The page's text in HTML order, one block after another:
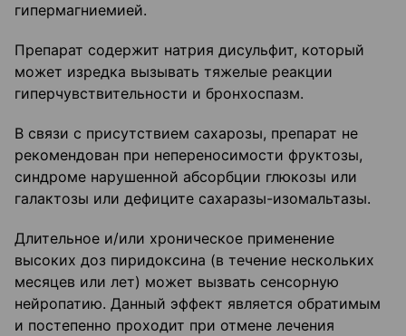
гипермагниемией.
Препарат содержит натрия дисульфит, который
может изредка вызывать тяжелые реакции
гиперчувствительности и бронхоспазм.
В связи с присутствием сахарозы, препарат не
рекомендован при непереносимости фруктозы,
синдроме нарушенной абсорбции глюкозы или
галактозы или дефиците сахаразы-изомальтазы.
Длительное и/или хроническое применение
высоких доз пиридоксина (в течение нескольких
месяцев или лет) может вызвать сенсорную
нейропатию. Данный эффект является обратимым
и постепенно проходит при отмене лечения